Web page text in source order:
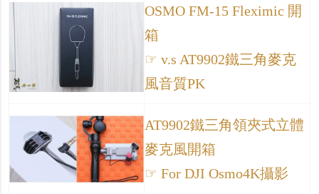
OSMO FM-15 Fleximic 開
箱
☞ v.s AT9902鐵三角麥克
風音質PK
AT9902鐵三角領夾式立體
麥克風開箱
☞ For DJI Osmo4K攝影